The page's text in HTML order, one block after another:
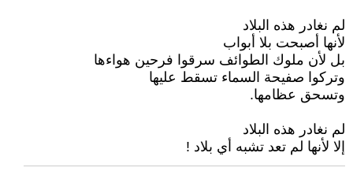
لم نغادر هذه البلاد
لأنها أصبحت بلا أبواب
بل لأن ملوك الطوائف سرقوا فرحين هواءها
وتركوا صفيحة السماء تسقط عليها
وتسحق عظامها.
لم نغادر هذه البلاد
إلا لأنها لم تعد تشبه أي بلاد !